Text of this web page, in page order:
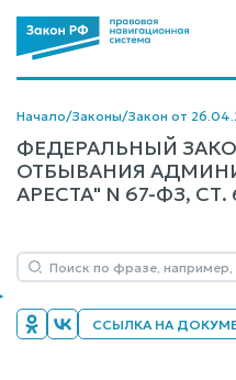
Начало/Законы/Закон от
ФЕДЕРАЛЬНЫЙ
ОТБЫВАНИЯ
АРЕСТА" N 67-ФЗ, СТ.
ССЫЛКА НА